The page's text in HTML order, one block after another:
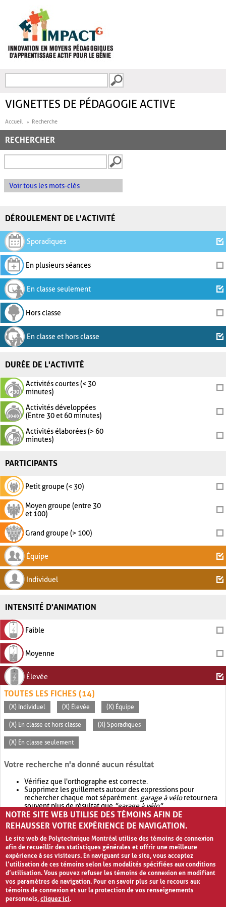
FORMULAIRE DE
VIGNETTES DE PÉDAGOGIE ACTIVE
Accueil Recherche
RECHERCHER
Voir tous les mots-clés
DÉROULEMENT DE L'ACTIVITÉ
Sporadiques
En plusieurs séances
En classe seulement
Hors classe
En classe et hors classe
DURÉE DE L'ACTIVITÉ
Activités courtes (< 30
minutes)
Activités développées
(Entre 30 et 60 minutes)
Activités élaborées (> 60
minutes)
PARTICIPANTS
Petit groupe (< 30)
Moyen groupe (entre 30
et 100)
Grand groupe (> 100)
Équipe
Individuel
INTENSITÉ D'ANIMATION
Faible
Moyenne
Élevée
TOUTES LES FICHES (14)
(X) Individuel (X) Élevée (X) Équipe
(X) En classe et hors classe (X) Sporadiques
(X) En classe seulement
Votre recherche n'a donné aucun résultat
Vérifiez que l'orthographe est correcte.
Supprimez les guillemets autour des expressions pour
rechercher chaque mot séparément. garage à véloretournera
souvent plus de résultat que"garage à vélo".
Envisagez d'élargir votre recherche avec OR.garage OR vélo
retournera souvent plus de résultat quegarage à vélo
NOTRE SITE WEB UTILISE DES TÉMOINS AFIN DE
REHAUSSER VOTRE EXPÉRIENCE DE NAVIGATION.
Le site web de Polytechnique Montréal utilise des témoins de connexion
afin de recueillir des statistiques générales et offrir une meilleure
expérience à ses visiteurs. En naviguant sur le site, vous acceptez
l’utilisation de ces témoins selon les modalités spécifiées aux conditions
d’utilisation. Vous pouvez refuser les témoins de connexion en modifiant
vos paramètres de navigation. Pour en savoir plus sur le recours aux
témoins de connexion et sur la protection de vos renseignements
personnels,cliquez ici.